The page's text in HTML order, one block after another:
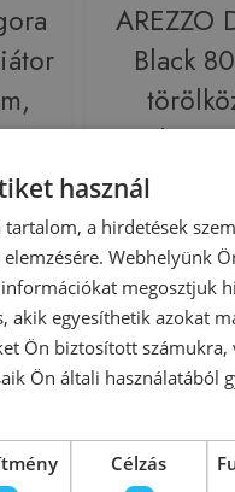
700
AREZZO
Black
radiátor
75
használ
a hirdetések
Webhelyünk
megosztjuk
akik egyesíthetik azokat
Ön biztosított számukra,
Ön általi használatából
Célzás